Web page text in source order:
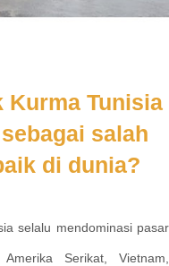
Kurma Tunisia
salah
di dunia?
selalu mendominasi pasar
Serikat, Vietnam,